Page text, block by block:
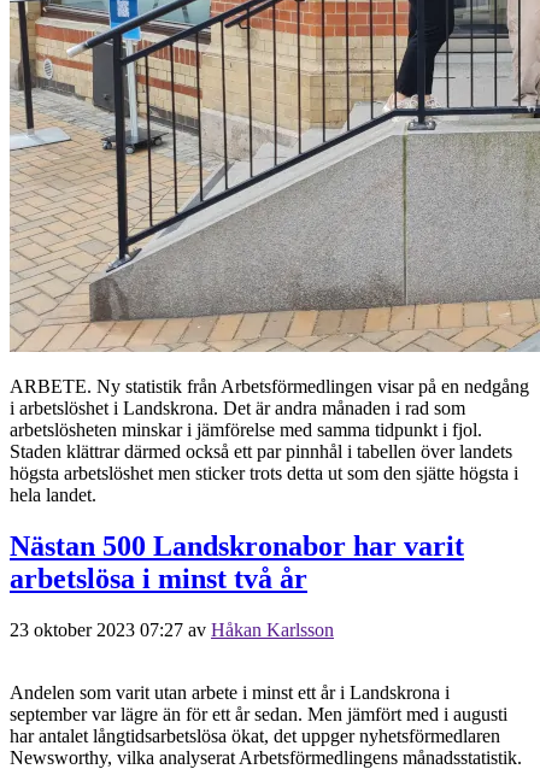
ARBETE. Ny statistik från Arbetsförmedlingen visar på en nedgång
i arbetslöshet i Landskrona. Det är andra månaden i rad som
arbetslösheten minskar i jämförelse med samma tidpunkt i fjol.
Staden klättrar därmed också ett par pinnhål i tabellen över landets
högsta arbetslöshet men sticker trots detta ut som den sjätte högsta i
hela landet.
Nästan 500 Landskronabor har varit
arbetslösa i minst två år
23 oktober 2023 07:27 av Håkan Karlsson
Andelen som varit utan arbete i minst ett år i Landskrona i
september var lägre än för ett år sedan. Men jämfört med i augusti
har antalet långtidsarbetslösa ökat, det uppger nyhetsförmedlaren
Newsworthy, vilka analyserat Arbetsförmedlingens månadsstatistik.